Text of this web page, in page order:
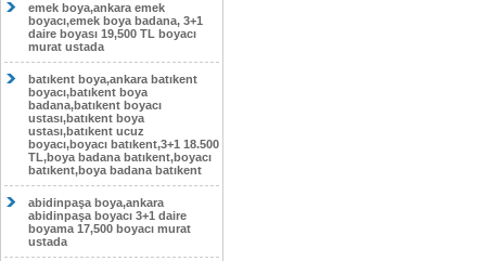
emek boya,ankara emek
boyacı,emek boya badana, 3+1
daire boyası 19,500 TL boyacı
murat ustada
batıkent boya,ankara batıkent
boyacı,batıkent boya
badana,batıkent boyacı
ustası,batıkent boya
ustası,batıkent ucuz
boyacı,boyacı batıkent,3+1 18.500
TL,boya badana batıkent,boyacı
batıkent,boya badana batıkent
abidinpaşa boya,ankara
abidinpaşa boyacı 3+1 daire
boyama 17,500 boyacı murat
ustada